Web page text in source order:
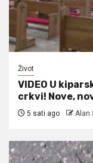
Život
VIDEO U
crkvi! Nove,
5 sati ago Alan